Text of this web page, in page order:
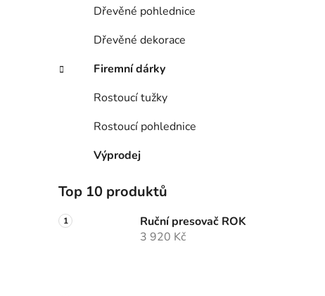
Dřevěné pohlednice
Dřevěné dekorace
Firemní dárky
Rostoucí tužky
Rostoucí pohlednice
Výprodej
Top 10 produktů
Ruční presovač ROK
3 920 Kč